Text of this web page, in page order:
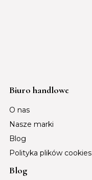
Biuro handlowe
O nas
Nasze marki
Blog
Polityka plików cookies
Blog